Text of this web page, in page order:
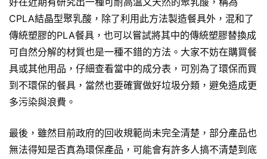
CPLA結晶型聚乳酸，除了利用此方法製造餐具外，混和了
傳統塑膠的PLA餐具，也可以嘗試將其中的傳統塑膠替換成
可自然分解的材質也是一種不錯的方法。大家不妨在購買餐
具或其他用品，仔細查看當中的成分表，可別為了環保而買
到不環保的餐具，當然也要確實做好垃圾分類，避免造成更
多污染與浪費。
最後，雖然目前政府的回收規範尚未完全清楚，部分產品也
無法得知是否真為環保產品，可能會有許多人搞不清楚到底